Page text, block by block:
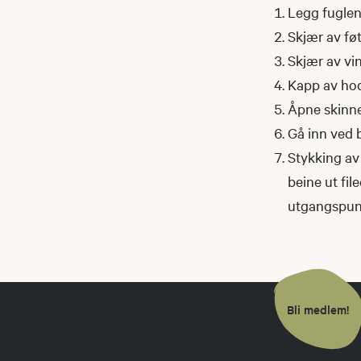
Legg
Skjær av
Skjær av
Kapp av
Åpne
Gå inn ved
Stykking
beine ut
Bli medlem!